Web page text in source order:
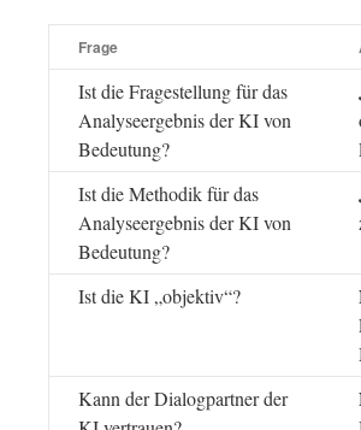
Frage
Ist die Fragestellung für das
Analyseergebnis der KI von
Bedeutung?
Ist die Methodik für das
Analyseergebnis der KI von
Bedeutung?
Ist die KI „objektiv“?
Kann der Dialogpartner der